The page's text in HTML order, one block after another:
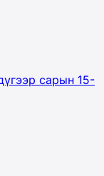
сарын 15-